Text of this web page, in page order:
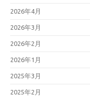
2026年4月
2026年3月
2026年2月
2026年1月
2025年3月
2025年2月